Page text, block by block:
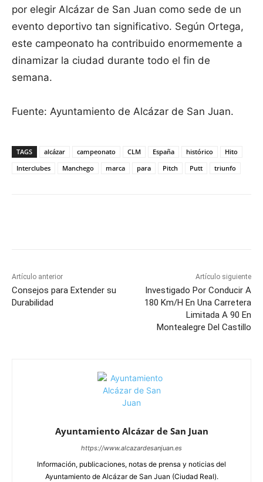
por elegir Alcázar de San Juan como sede de un
evento deportivo tan significativo. Según Ortega,
este campeonato ha contribuido enormemente a
dinamizar la ciudad durante todo el fin de
semana.
Fuente: Ayuntamiento de Alcázar de San Juan.
TAGS alcázar campeonato CLM España histórico
Hito
Interclubes
Manchego marca para Pitch Putt triunfo
Artículo anterior
Consejos para Extender su
Durabilidad
Artículo siguiente
Investigado Por Conducir A
180 Km/H En Una Carretera
Limitada A 90 En
Montealegre Del Castillo
Ayuntamiento Alcázar de San Juan
https://www.alcazardesanjuan.es
Información, publicaciones, notas de prensa y noticias del
Ayuntamiento de Alcázar de San Juan (Ciudad Real).